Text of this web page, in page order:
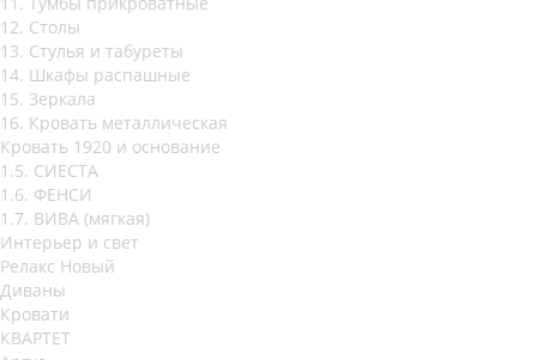
12. Столы
13. Стулья и табуреты
14. Шкафы распашные
15. Зеркала
16. Кровать металлическая
Кровать 1920 и основание
1.5. СИЕСТА
1.6. ФЕНСИ
1.7. ВИВА (мягкая)
Интерьер и свет
Релакс Новый
Диваны
Кровати
КВАРТЕТ